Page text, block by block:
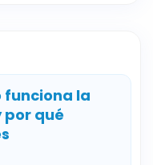
funciona la
qué